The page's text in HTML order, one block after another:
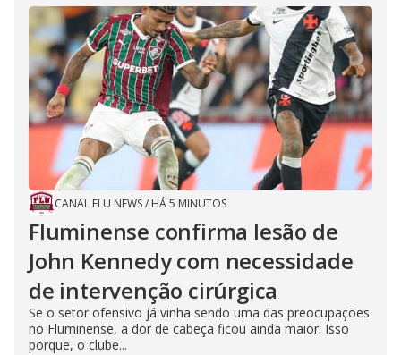
CANAL FLU NEWS/ HÁ 5 MINUTOS
Fluminense confirma lesão de
John Kennedy com necessidade
de intervenção cirúrgica
Se o setor ofensivo já vinha sendo uma das preocupações
no Fluminense, a dor de cabeça ficou ainda maior. Isso
porque, o clube...